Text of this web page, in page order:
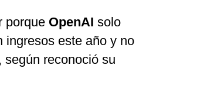
porque OpenAI solo
ingresos este año y no
según reconoció su